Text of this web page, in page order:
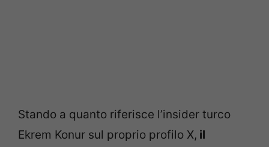
Stando a quanto riferisce l’insider turco
Ekrem Konur sul proprio profilo X, il